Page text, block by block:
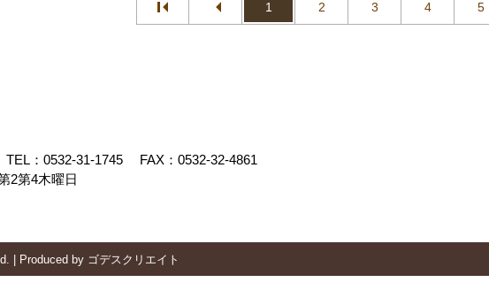
1 2 3 4 5
TEL： 0532-31-1745
FAX：0532-32-4861
2第4木曜日
Produced by ゴデスクリエイト